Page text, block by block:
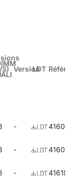
S) VersionLDT
-
- 416057
- 416101